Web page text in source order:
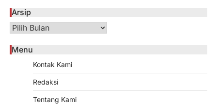
Arsip
Arsip
Menu
Kontak Kami
Redaksi
Tentang Kami